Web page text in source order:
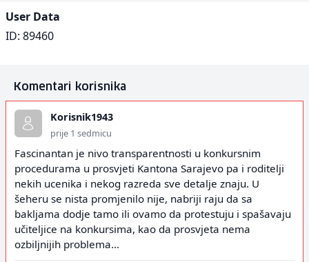
User Data
ID: 89460
Komentari korisnika
Korisnik1943
prije 1 sedmicu
Fascinantan je nivo transparentnosti u konkursnim
procedurama u prosvjeti Kantona Sarajevo pa i roditelji
nekih ucenika i nekog razreda sve detalje znaju. U
šeheru se nista promjenilo nije, nabriji raju da sa
bakljama dodje tamo ili ovamo da protestuju i spašavaju
učiteljice na konkursima, kao da prosvjeta nema
ozbiljnijih problema...